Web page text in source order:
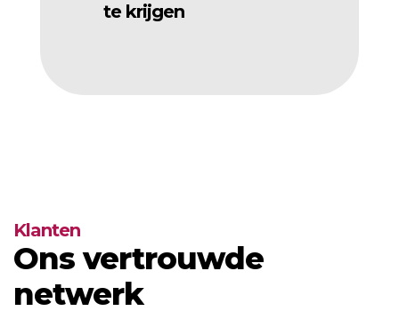
te krijgen
Klanten
Ons vertrouwde
netwerk